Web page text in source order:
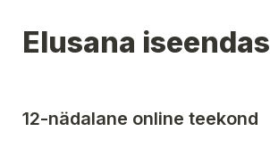
Elusana iseendas
12-nädalane online teekond